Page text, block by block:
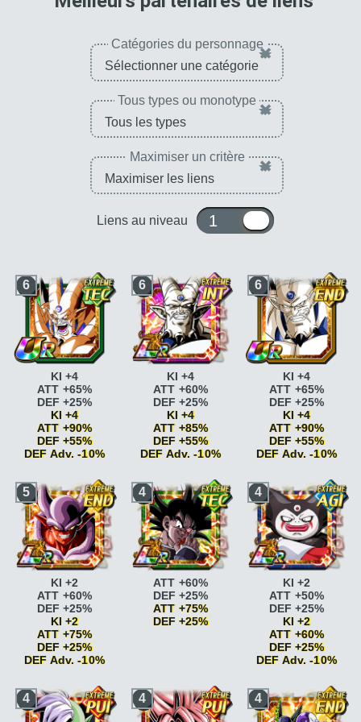
Catégories du personnage×
Tous types ou monotype ×
Maximiser un critère ×
Liens au niveau 1 ou 10
6
GTKI +2 ATT +10%
DEF +10%
Combat acharnéATT
+15%
Combat acharnéATT
+20%
BossATT +25% DEF
+25% <=80% HP
ATT +25% DEF
+25%
Peur et désespoir
+2
Peur et désespoir
+2 DEF Adv. -10%
Cruel
ATT +15%
Dragons
maléfiquesATT
KI +4
ATT +65%
DEF +25%
KI +4
ATT +90%
DEF +55%
DEF Adv. -10%
6
GTKI +2 ATT +10%
DEF +10%
Pouvoir
légendaireATT
+10% si ATT SP
Pouvoir
légendaireATT
+15% si ATT SP
ATT +25% DEF
+25% <=80% HP
ATT +25% DEF
+2 DEF Adv. -10%
CruelATT +10%
CruelATT +15%
KI +4
ATT +60%
DEF +25%
KI +4
ATT +85%
DEF +55%
DEF Adv. -10%
6
GTKI +2 ATT +10%
DEF +10%
Combat acharnéATT
+15%
Combat acharnéATT
+20%
BossATT +25% DEF
+25% <=80% HP
ATT +25% DEF
+25%
Peur et désespoir
+2
Peur et désespoir
+2 DEF Adv. -10%
Cruel
ATT +15%
Dragons
maléfiquesATT
KI +4
ATT +65%
DEF +25%
KI +4
ATT +90%
DEF +55%
DEF Adv. -10%
5
Combat acharnéATT
+15%
Combat acharnéATT
KI +2
ATT +60%
DEF +25%
KI +2
ATT +75%
DEF +25%
DEF Adv. -10%
4
+20%
Pouvoir
légendaireATT
ATT +60%
DEF +25%
ATT +75%
DEF +25%
4
Combat acharnéATT
+15%
Combat acharnéATT
KI +2
ATT +50%
DEF +25%
KI +2
ATT +60%
DEF +25%
DEF Adv. -10%
4 4 4